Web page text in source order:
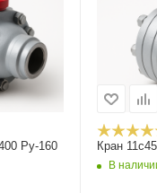
Ру-160 Кран
В